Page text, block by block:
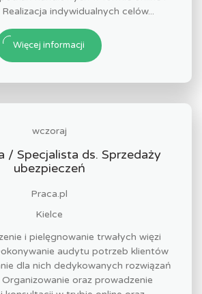
indywidualnych celów...
Więcej informacji
wczoraj
/ Specjalista ds. Sprzedaży
ubezpieczeń
Praca.pl
Kielce
i pielęgnowanie trwałych więzi
audytu potrzeb klientów
dla nich dedykowanych rozwiązań
oraz prowadzenie